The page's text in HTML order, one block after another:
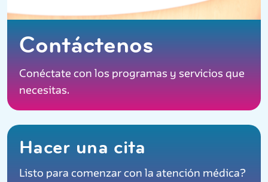
Contáctenos
Conéctate con los programas y servicios que
necesitas.
Hacer una cita
Listo para comenzar con la atención médica?